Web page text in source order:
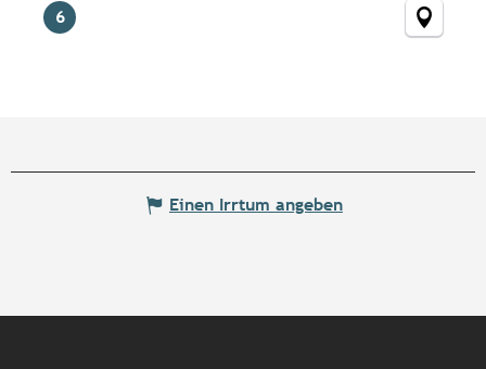
6
Einen Irrtum angeben